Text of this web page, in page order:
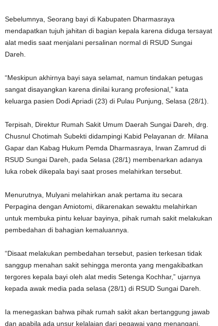
Sebelumnya, Seorang bayi di Kabupaten Dharmasraya
mendapatkan tujuh jahitan di bagian kepala karena diduga tersayat
alat medis saat menjalani persalinan normal di RSUD Sungai
Dareh.
“Meskipun akhirnya bayi saya selamat, namun tindakan petugas
sangat disayangkan karena dinilai kurang profesional,” kata
keluarga pasien Dodi Apriadi (23) di Pulau Punjung, Selasa (28/1).
Terpisah, Direktur Rumah Sakit Umum Daerah Sungai Dareh, drg.
Chusnul Chotimah Subekti didampingi Kabid Pelayanan dr. Milana
Gapar dan Kabag Hukum Pemda Dharmasraya, Irwan Zamrud di
RSUD Sungai Dareh, pada Selasa (28/1) membenarkan adanya
luka robek dikepala bayi saat proses melahirkan tersebut.
Menurutnya, Mulyani melahirkan anak pertama itu secara
Perpagina dengan Amiotomi, dikarenakan sewaktu melahirkan
untuk membuka pintu keluar bayinya, pihak rumah sakit melakukan
pembedahan di bahagian kemaluannya.
“Disaat melakukan pembedahan tersebut, pasien terkesan tidak
sanggup menahan sakit sehingga meronta yang mengakibatkan
tergores kepala bayi oleh alat medis Setenga Kochhar,” ujarnya
kepada awak media pada selasa (28/1) di RSUD Sungai Dareh.
Ia menegaskan bahwa pihak rumah sakit akan bertanggung jawab
dan apabila ada unsur kelalaian dari pegawai yang menangani,